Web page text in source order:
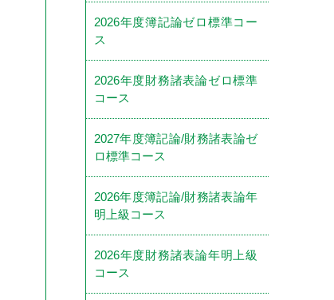
2026年度簿記論ゼロ標準コー
ス
2026年度財務諸表論ゼロ標準
コース
2027年度簿記論/財務諸表論ゼ
ロ標準コース
2026年度簿記論/財務諸表論年
明上級コース
2026年度財務諸表論年明上級
コース